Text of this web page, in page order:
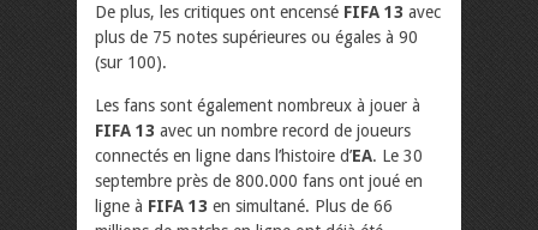
De plus, les critiques ont encensé FIFA 13 avec
plus de 75 notes supérieures ou égales à 90
(sur 100).
Les fans sont également nombreux à jouer à
FIFA 13 avec un nombre record de joueurs
connectés en ligne dans l’histoire d’EA. Le 30
septembre près de 800.000 fans ont joué en
ligne à FIFA 13 en simultané. Plus de 66